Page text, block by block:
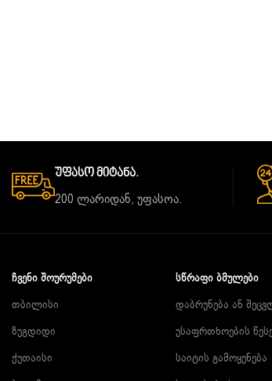
Უფასო Მიტანა.
200 ლარიდან, უფასოა.
ᲩᲕᲔᲜᲘ ᲨᲝᲣᲠᲣᲛᲔᲑᲘ
თბილისი
ზუგდიდი
ქუთაისი
ᲡᲬᲠᲐᲤᲘ ᲑᲛᲣᲚᲔᲑᲘ
დაბრუნება ან
უსაფრთხოების
საიტის გამოყენება